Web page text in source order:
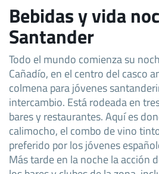
Bebidas y vida
Santander
Todo el mundo comienza su
Cañadío, en el centro del casco
colmena para jóvenes
intercambio. Está rodeada en
bares y restaurantes. Aquí es
calimocho, el combo de vino
preferido por los jóvenes
Más tarde en la noche la acción